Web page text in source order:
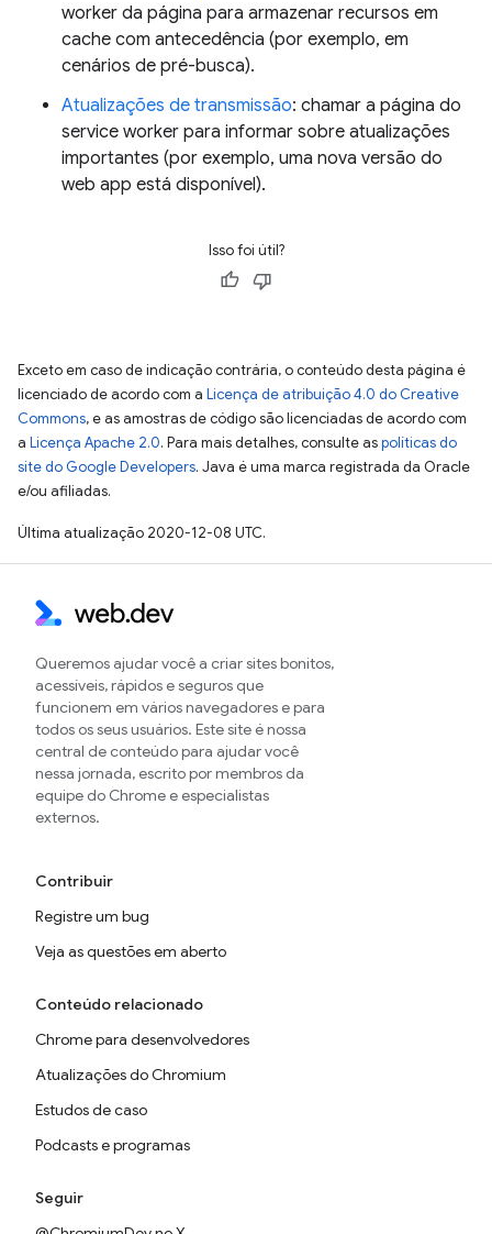
worker da página para armazenar recursos em
cache com antecedência (por exemplo, em
cenários de pré-busca).
Atualizações de transmissão: chamar a página do
service worker para informar sobre atualizações
importantes (por exemplo, uma nova versão do
web app está disponível).
Isso foi útil?
Exceto em caso de indicação contrária, o conteúdo desta página é
licenciado de acordo com a Licença de atribuição 4.0 do Creative
Commons, e as amostras de código são licenciadas de acordo com
a Licença Apache 2.0. Para mais detalhes, consulte aspolíticas do
site do Google Developers. Java é uma marca registrada da Oracle
e/ou afiliadas.
Última atualização 2020-12-08 UTC.
Queremos ajudar você a criar sites bonitos,
acessíveis, rápidos e seguros que
funcionem em vários navegadores e para
todos os seus usuários. Este site é nossa
central de conteúdo para ajudar você
nessa jornada, escrito por membros da
equipe do Chrome e especialistas
externos.
Contribuir
Registre um bug
Veja as questões em aberto
Conteúdo relacionado
Chrome para desenvolvedores
Atualizações do Chromium
Estudos de caso
Podcasts e programas
Seguir